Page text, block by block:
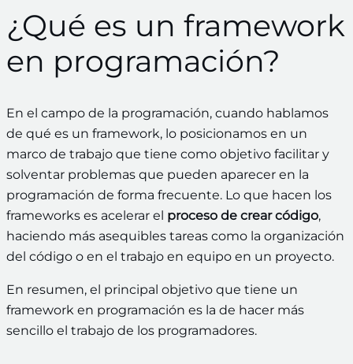
¿Qué es un framework
en programación?
En el campo de la programación, cuando hablamos
de qué es un framework, lo posicionamos en un
marco de trabajo que tiene como objetivo facilitar y
solventar problemas que pueden aparecer en la
programación de forma frecuente. Lo que hacen los
frameworks es acelerar el proceso de crear código,
haciendo más asequibles tareas como la organización
del código o en el trabajo en equipo en un proyecto.
En resumen, el principal objetivo que tiene un
framework en programación es la de hacer más
sencillo el trabajo de los programadores.